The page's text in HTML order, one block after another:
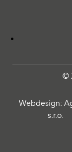
©
Webdesign:
s.r.o.